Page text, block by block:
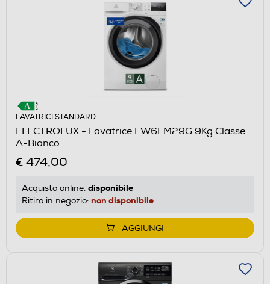
LAVATRICI STANDARD
ELECTROLUX - Lavatrice EW6FM29G 9Kg Classe
A-Bianco
€ 474,00
Acquisto online: disponibile
Ritiro in negozio: non disponibile
AGGIUNGI